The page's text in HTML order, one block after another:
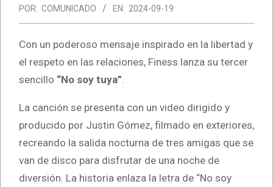
POR: COMUNICADO EN: 2024-09-19
Con un poderoso mensaje inspirado en la libertad y
el respeto en las relaciones, Finess lanza su tercer
sencillo “No soy tuya”.
La canción se presenta con un video dirigido y
producido por Justin Gómez, filmado en exteriores,
recreando la salida nocturna de tres amigas que se
van de disco para disfrutar de una noche de
diversión. La historia enlaza la letra de “No soy